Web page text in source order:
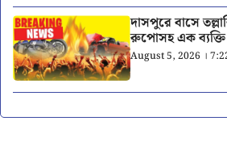
দাসপুরে বাসে
রুপোসহ এক
August 5, 2026 ।